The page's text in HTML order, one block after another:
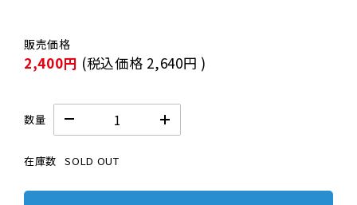
2,400円 (税込価格 2,640円 )
数量
在庫数 SOLD OUT